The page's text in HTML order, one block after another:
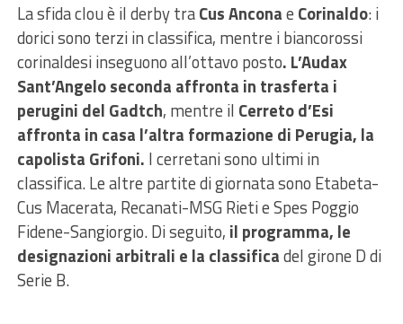
La sfida clou è il derby traCus Anconae Corinaldo: i
dorici sono terzi in classifica, mentre i biancorossi
corinaldesi inseguono all’ottavo posto. L’Audax
Sant’Angelo seconda affronta in trasferta i
perugini del Gadtch, mentre il Cerreto d’Esi
affronta in casa l’altra formazione di Perugia, la
capolista Grifoni. I cerretani sono ultimi in
classifica. Le altre partite di giornata sono Etabeta-
Cus Macerata, Recanati-MSG Rieti e Spes Poggio
Fidene-Sangiorgio. Di seguito, il programma, le
designazioni arbitrali e la classificadel girone D di
Serie B.